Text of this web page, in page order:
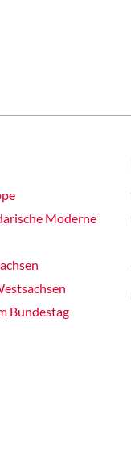
Moderne
Bundestag